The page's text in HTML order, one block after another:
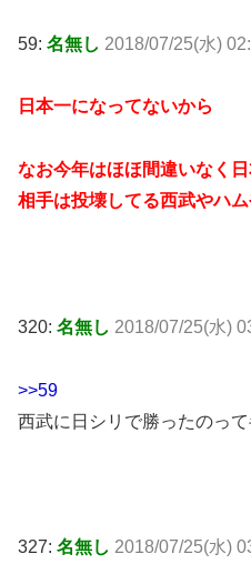
59: 名無し 2018/07/25(水)
日本一になってないから
なお今年はほほ間違いなく
相手は投壊してる西武やハ
320: 名無し 2018/07/25(水)
>>59
西武に日シリで勝ったのっ
327: 名無し 2018/07/25(水)